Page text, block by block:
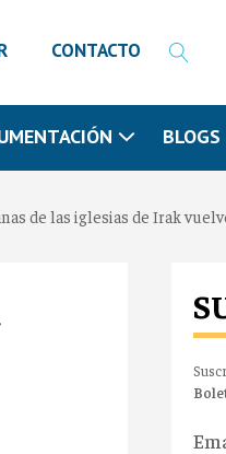
CONTACTO
BLOGS
de las iglesias de Irak